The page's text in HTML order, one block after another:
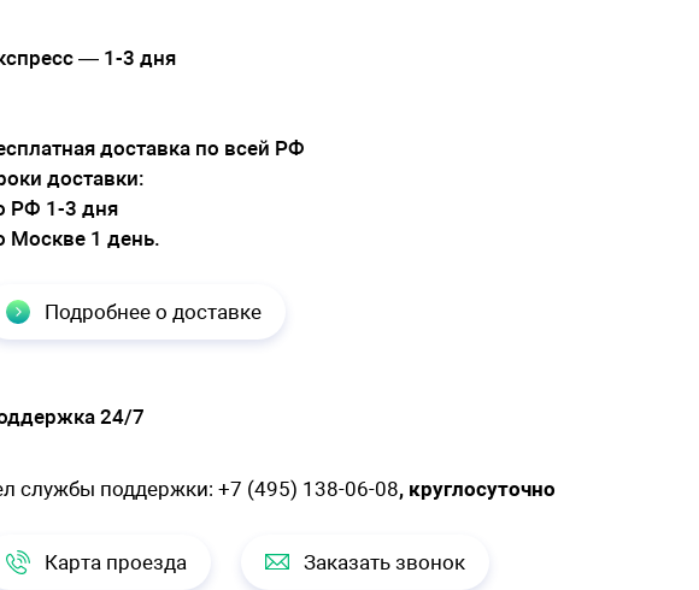
— 1-3 дня
доставка по всей РФ
доставки:
РФ 1-3 дня
Москве 1 день.
Подробнее о доставке
24/7
службы поддержки: +7 (495) 138-06-08, круглосуточно
Карта проезда Заказать звонок